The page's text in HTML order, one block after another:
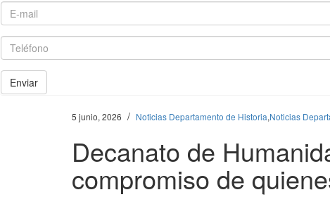
E-mail
Teléfono
Enviar
5 junio, 2026 / Noticias Departamento de Historia,Noticias
Decanato de
compromiso de